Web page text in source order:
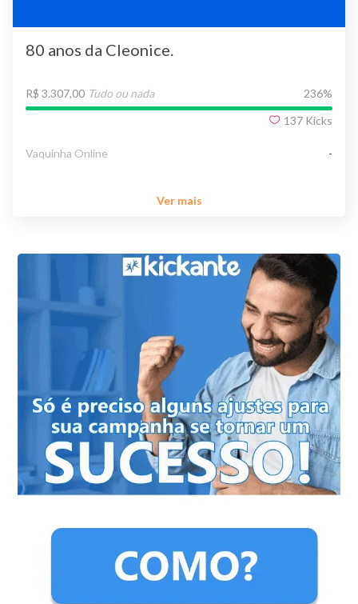
80 anos da Cleonice.
R$ 3.307,00 Tudo ou nada 236%
137 Kicks
Vaquinha Online -
Ver mais